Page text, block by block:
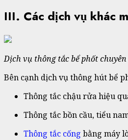
III. Các dịch vụ khác
Dịch vụ thông tắc bể phốt
Bên cạnh dịch vụ thông hút bể
Thông tắc chậu rửa hiệu
Thông tắc bồn cầu, tiểu
Thông tắc cống bằng máy